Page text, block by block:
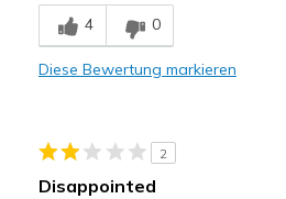
Geeignete Verwendung
Casual Wear
4 0
Diese Bewertung markieren
2
Disappointed